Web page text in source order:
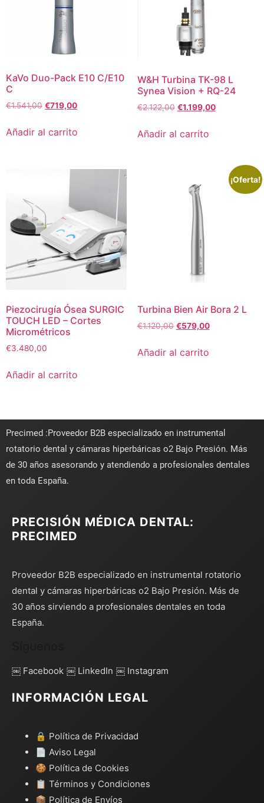
KaVo Duo-Pack E10 C/E10
C
€1.541,00 €719,00
Añadir al carrito
W&H Turbina TK-98 L
Synea Vision + RQ-24
€2.122,00 €1.199,00
Añadir al carrito
Piezocirugía Ósea SURGIC
TOUCH LED – Cortes
Micrométricos
€3.480,00
Añadir al carrito
¡Oferta!
Turbina Bien Air Bora 2 L
€1.120,00 €579,00
Añadir al carrito
Precimed :Proveedor B2B especializado en instrumental
rotatorio dental y cámaras hiperbáricas o2 Bajo Presión. Más
de 30 años asesorando y atendiendo a profesionales dentales
en toda España.
PRECISIÓN MÉDICA DENTAL:
PRECIMED
Proveedor B2B especializado en instrumental rotatorio
dental y cámaras hiperbáricas o2 Bajo Presión. Más de
30 años sirviendo a profesionales dentales en toda
España.
￼ Facebook ￼ LinkedIn ￼ Instagram
INFORMACIÓN LEGAL
🔒 Política de Privacidad
📄 Aviso Legal
🍪 Política de Cookies
📋 Términos y Condiciones
📦 Política de Envíos